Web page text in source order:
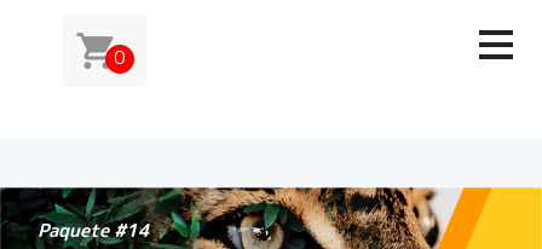
0
Paquete #14